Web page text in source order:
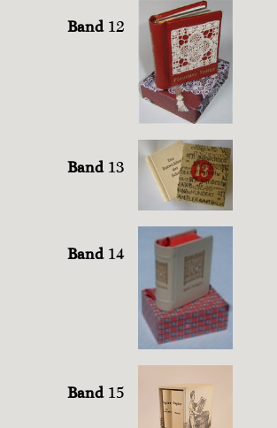
Band 12
Band 13
Band 14
Band 15